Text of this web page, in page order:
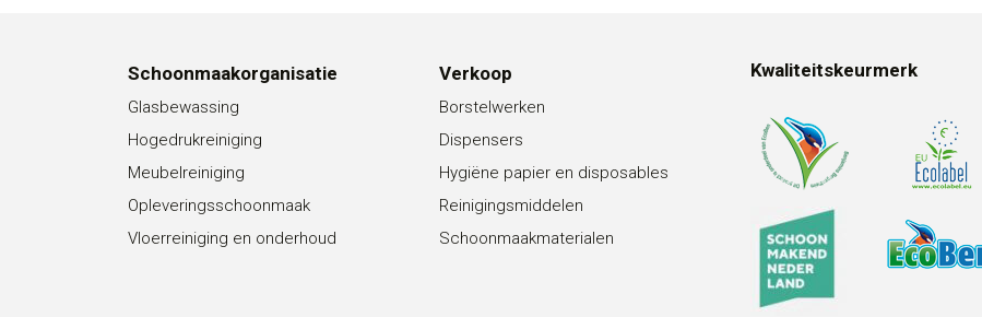
Schoonmaakorganisatie
Glasbewassing
Hogedrukreiniging
Meubelreiniging
Opleveringsschoonmaak
Vloerreiniging en onderhoud
Verkoop
Borstelwerken
Dispensers
Hygiëne papier en disposables
Reinigingsmiddelen
Schoonmaakmaterialen
Kwaliteitskeurmerk